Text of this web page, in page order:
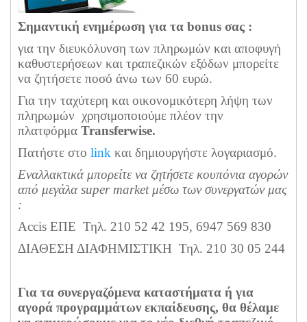
Σημαντική ενημέρωση για τα bonus σας :
για την διευκόλυνση των πληρωμών και αποφυγή
καθυστερήσεων και τραπεζικών εξόδων μπορείτε
να ζητήσετε ποσό άνω των 60 ευρώ.
Για την ταχύτερη και οικονομικότερη λήψη των
πληρωμών χρησιμοποιούμε πλέον την
πλατφόρμα Transferwise.
Πατήστε στο link και δημιουργήστε λογαριασμό.
Εναλλακτικά μπορείτε να ζητήσετε κουπόνια αγορών
από μεγάλα super market μέσω των συνεργατών μας
:
Accis ΕΠΕ Τηλ. 210 52 42 195, 6947 569 830
ΔΙΑΘΕΣΗ ΔΙΑΦΗΜΙΣΤΙΚΗ Τηλ. 210 30 05 244
Για τα συνεργαζόμενα καταστήματα ή για
αγορά προγραμμάτων εκπαίδευσης, θα θέλαμε